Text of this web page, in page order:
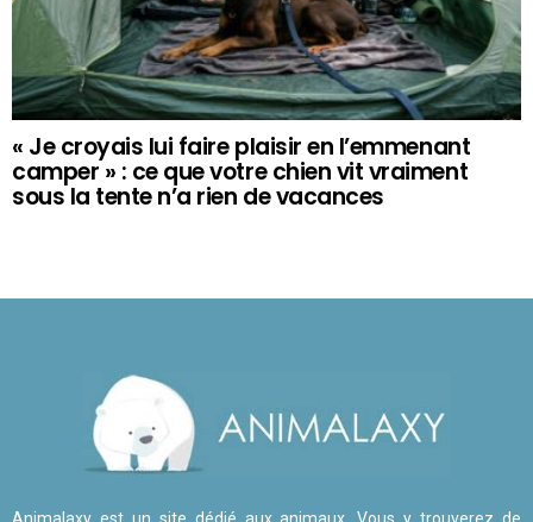
« Je croyais lui faire plaisir en l’emmenant
camper » : ce que votre chien vit vraiment
sous la tente n’a rien de vacances